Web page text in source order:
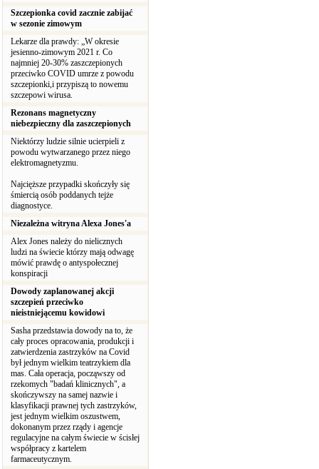
Szczepionka covid zacznie zabijać
w sezonie zimowym
Lekarze dla prawdy: „W okresie
jesienno-zimowym 2021 r. Co
najmniej 20-30% zaszczepionych
przeciwko COVID umrze z powodu
szczepionki,i przypiszą to nowemu
szczepowi wirusa.
Rezonans magnetyczny
niebezpieczny dla zaszczepionych
Niektórzy ludzie silnie ucierpieli z
powodu wytwarzanego przez niego
elektromagnetyzmu.
Najcięższe przypadki skończyły się
śmiercią osób poddanych tejże
diagnostyce.
Niezależna witryna Alexa Jones'a
Alex Jones należy do nielicznych
ludzi na świecie którzy mają odwagę
mówić prawdę o antyspołecznej
konspiracji
Dowody zaplanowanej akcji
szczepień przeciwko
nieistniejącemu kowidowi
Sasha przedstawia dowody na to, że
cały proces opracowania, produkcji i
zatwierdzenia zastrzyków na Covid
był jednym wielkim teatrzykiem dla
mas. Cała operacja, począwszy od
rzekomych "badań klinicznych", a
skończywszy na samej nazwie i
klasyfikacji prawnej tych zastrzyków,
jest jednym wielkim oszustwem,
dokonanym przez rządy i agencje
regulacyjne na całym świecie w ścisłej
współpracy z kartelem
farmaceutycznym.